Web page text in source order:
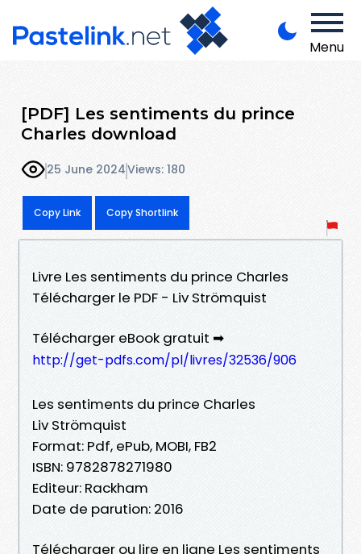
Menu
[PDF] Les sentiments du prince
Charles download
25 June 2024Views: 180
Copy Link Copy Shortlink
Livre Les sentiments du prince Charles
Télécharger le PDF - Liv Strömquist
Télécharger eBook gratuit ➡
http://get-pdfs.com/pl/livres/32536/906
Les sentiments du prince Charles
Liv Strömquist
Format: Pdf, ePub, MOBI, FB2
ISBN: 9782878271980
Editeur: Rackham
Date de parution: 2016
Télécharger ou lire en ligne Les sentiments